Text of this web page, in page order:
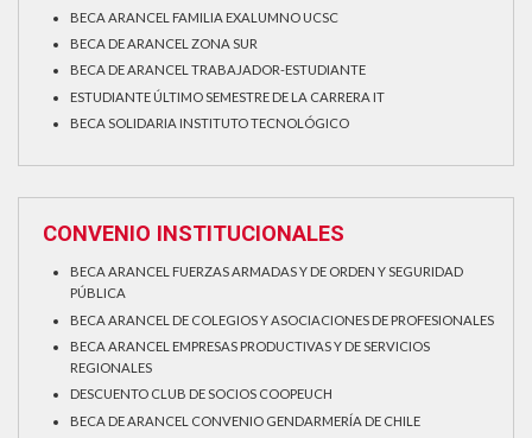
BECA ARANCEL FAMILIA EXALUMNO UCSC
BECA DE ARANCEL ZONA SUR
BECA DE ARANCEL TRABAJADOR-ESTUDIANTE
ESTUDIANTE ÚLTIMO SEMESTRE DE LA CARRERA IT
BECA SOLIDARIA INSTITUTO TECNOLÓGICO
CONVENIO INSTITUCIONALES
BECA ARANCEL FUERZAS ARMADAS Y DE ORDEN Y SEGURIDAD
PÚBLICA
BECA ARANCEL DE COLEGIOS Y ASOCIACIONES DE PROFESIONALES
BECA ARANCEL EMPRESAS PRODUCTIVAS Y DE SERVICIOS
REGIONALES
DESCUENTO CLUB DE SOCIOS COOPEUCH
BECA DE ARANCEL CONVENIO GENDARMERÍA DE CHILE